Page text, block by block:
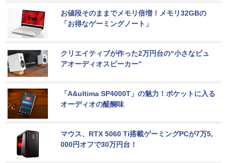
お値段そのままでメモリ倍増！メモリ32GBの
「お得なゲーミングノート」
クリエイティブが作った2万円台の“小さなピュ
アオーディオスピーカー”
「A&ultima SP4000T」の魅力！ポケットに入る
オーディオの醍醐味
マウス、RTX 5060 Ti搭載ゲーミングPCが7万5,
000円オフで30万円台！